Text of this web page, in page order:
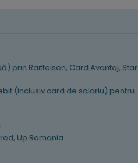
prin Raiffeisen, Card Avantaj, Star
(inclusiv card de salariu) pentru
Up Romania